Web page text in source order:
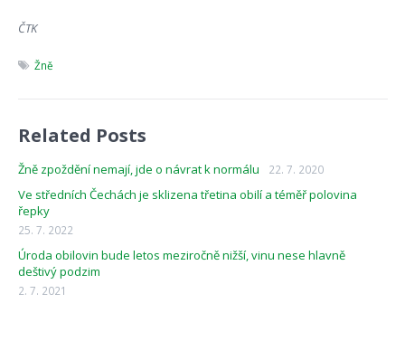
ČTK
Žně
Related Posts
Žně zpoždění nemají, jde o návrat k normálu 22. 7. 2020
Ve středních Čechách je sklizena třetina obilí a téměř polovina
řepky
25. 7. 2022
Úroda obilovin bude letos meziročně nižší, vinu nese hlavně
deštivý podzim
2. 7. 2021